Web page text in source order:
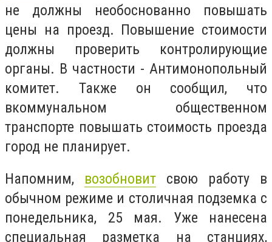
не должны необоснованно повышать
цены на проезд. Повышение стоимости
должны проверить контролирующие
органы. В частности - Антимонопольный
комитет. Также он сообщил, что
вкоммунальном общественном
транспорте повышать стоимость проезда
город не планирует.
Напомним, возобновит свою работу в
обычном режиме и столичная подземка с
понедельника, 25 мая. Уже нанесена
специальная разметка на станциях,